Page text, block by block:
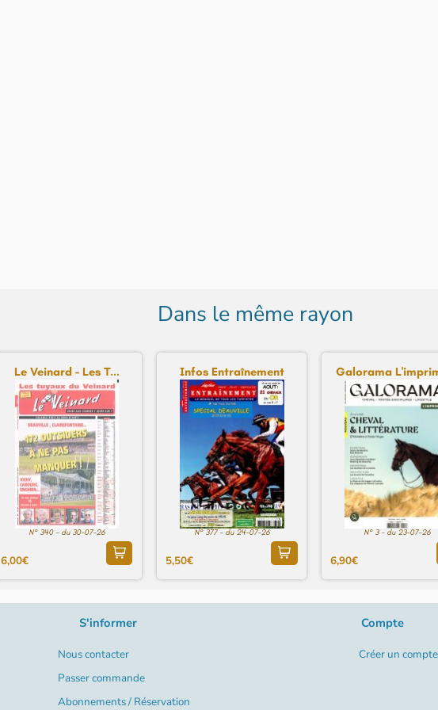
Dans le même rayon
Le Veinard - Les T...
N° 340 - du 30-07-26
6,00€
Infos Entraînement
N° 377 - du 24-07-26
5,50€
Galorama
N° 3 - du 23-07-26
6,90€
S'informer
Nous contacter
Passer commande
Abonnements / Réservation
Compte
Créer un compte